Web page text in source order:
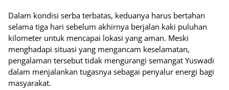
Dalam kondisi serba terbatas, keduanya harus bertahan
selama tiga hari sebelum akhirnya berjalan kaki puluhan
kilometer untuk mencapai lokasi yang aman. Meski
menghadapi situasi yang mengancam keselamatan,
pengalaman tersebut tidak mengurangi semangat Yuswadi
dalam menjalankan tugasnya sebagai penyalur energi bagi
masyarakat.